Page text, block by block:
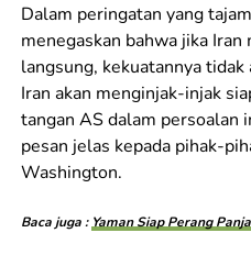
Dalam peringatan yang
menegaskan bahwa jika
langsung, kekuatannya tidak
Iran akan menginjak-injak
tangan AS dalam persoalan
pesan jelas kepada pihak-
Washington.
Baca juga : Yaman Siap Perang